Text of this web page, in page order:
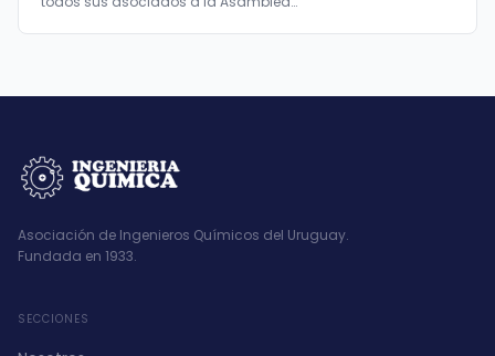
Asociación de Ingenieros Químicos del Uruguay.
Fundada en 1933.
SECCIONES